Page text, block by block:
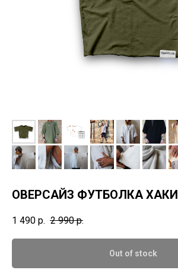
ОВЕРСАЙЗ ФУТБОЛКА ХАКИ
1 490 р. 2 990 р.
Out of stock